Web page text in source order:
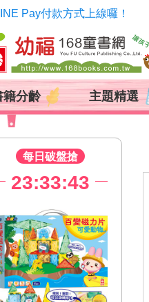
Pay付款方式上線囉！
籍分齡 主題精選
每日破盤搶
23:33:42